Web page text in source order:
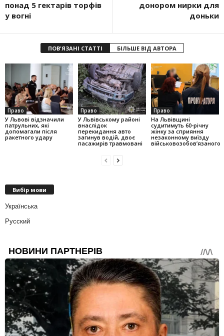
понад 5 гектарів торфів
у вогні
донором нирки для
доньки
ПОВ'ЯЗАНІ СТАТТІ БІЛЬШЕ ВІД АВТОРА
Право
У Львові відзначили
патрульних, які
допомагали після
ракетного удару
Право
У Львівському районі
внаслідок
перекидання авто
загинув водій, двоє
пасажирів травмовані
Право
На Львівщині
судитимуть 60-річну
жінку за сприяння
незаконному виїзду
військовозобов’язаного
Вибір мови
Українська
Русский